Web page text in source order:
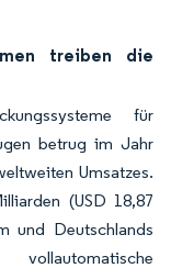
treiben die
für
betrug im Jahr
Umsatzes.
(USD 18,87
und Deutschlands
vollautomatische